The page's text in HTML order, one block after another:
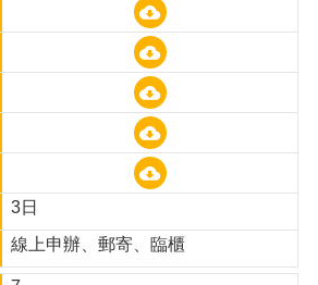
3日
線上申辦、郵寄、臨櫃